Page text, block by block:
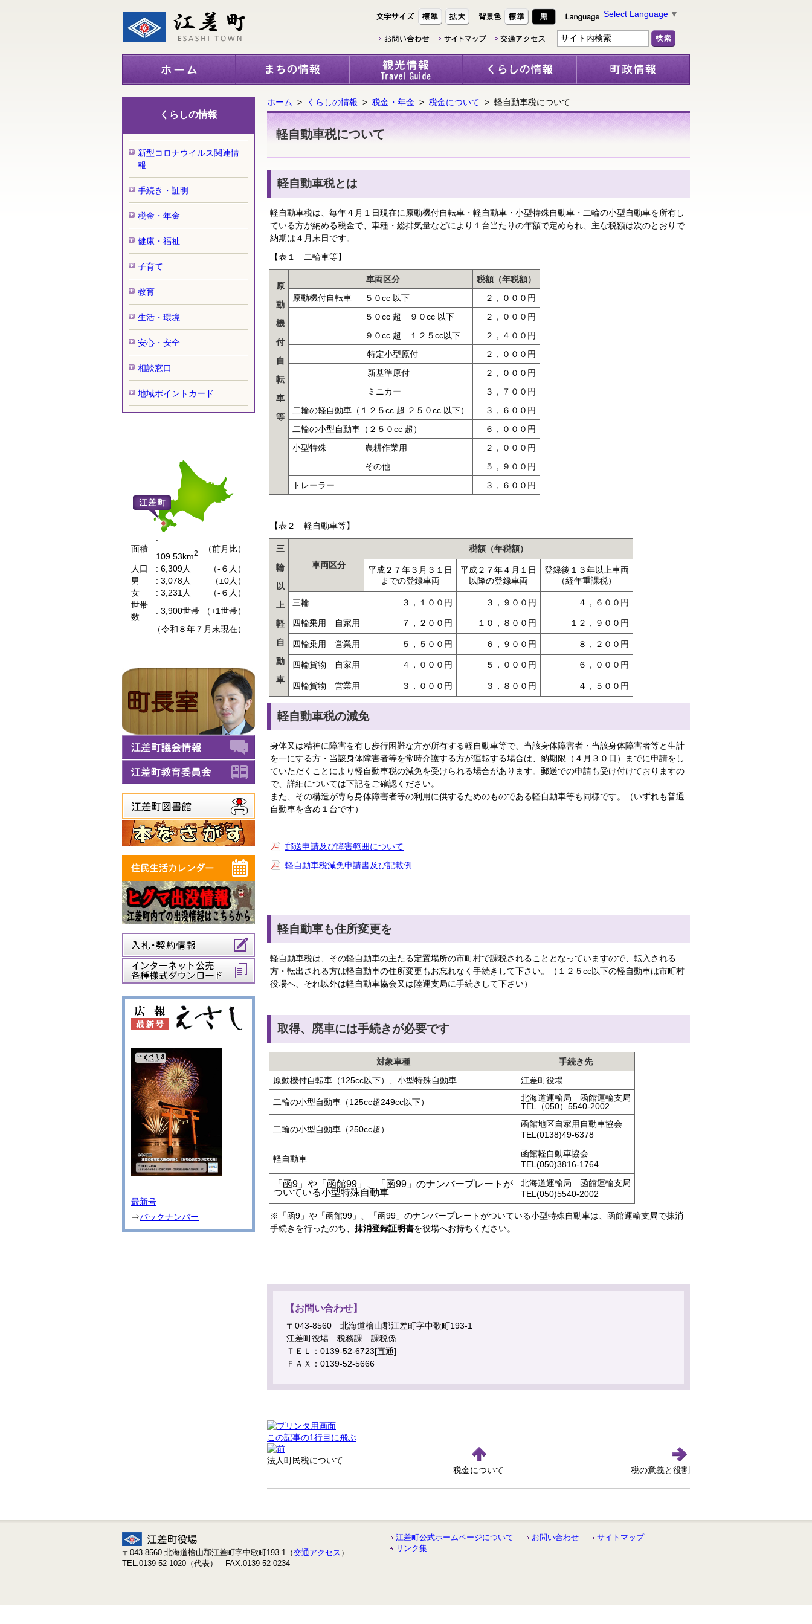
Select Language ▼
ホーム > くらしの情報 > 税金・年金 > 税金について > 軽自動車税について
軽自動車税について
軽自動車税とは
軽自動車税は、毎年４月１日現在に原動機付自転車・軽自動車・小型特殊自動車・二輪の小型自動車を所有し
ている方が納める税金で、車種・総排気量などにより１台当たりの年額で定められ、主な税額は次のとおりで
納期は４月末日です。
【表１ 二輪車等】
原
動
機
付
自
転
車
等
車両区分
税額（年税額）
原動機付自転車
５０cc 以下
２，０００円
５０cc 超 ９０cc 以下
２，０００円
９０cc 超 １２５cc以下
２，４００円
特定小型原付
２，０００円
新基準原付
２，０００円
ミニカー
３，７００円
二輪の軽自動車（１２５cc 超 ２５０cc 以下）
３，６００円
二輪の小型自動車（２５０cc 超）
６，０００円
小型特殊
農耕作業用
２，０００円
その他
５，９００円
トレーラー
３，６００円
【表２ 軽自動車等】
三
輪
以
上
軽
自
動
車
車両区分
税額（年税額）
平成２７年３月３１日
までの登録車両
平成２７年４月１日
以降の登録車両
登録後１３年以上車両
（経年重課税）
三輪 ３，１００円 ３，９００円 ４，６００円
四輪乗用 自家用 ７，２００円 １０，８００円 １２，９００円
四輪乗用 営業用 ５，５００円 ６，９００円 ８，２００円
四輪貨物 自家用 ４，０００円 ５，０００円 ６，０００円
四輪貨物 営業用 ３，０００円 ３，８００円 ４，５００円
軽自動車税の減免
身体又は精神に障害を有し歩行困難な方が所有する軽自動車等で、当該身体障害者・当該身体障害者等と生計
を一にする方・当該身体障害者等を常時介護する方が運転する場合は、納期限（４月３０日）までに申請をし
ていただくことにより軽自動車税の減免を受けられる場合があります。郵送での申請も受け付けておりますの
で、詳細については下記をご確認ください。
また、その構造が専ら身体障害者等の利用に供するためのものである軽自動車等も同様です。（いずれも普通
自動車を含め１台です）
郵送申請及び障害範囲について
軽自動車税減免申請書及び記載例
軽自動車も住所変更を
軽自動車税は、その軽自動車の主たる定置場所の市町村で課税されることとなっていますので、転入される
方・転出される方は軽自動車の住所変更もお忘れなく手続きして下さい。（１２５cc以下の軽自動車は市町村
役場へ、それ以外は軽自動車協会又は陸運支局に手続きして下さい）
取得、廃車には手続きが必要です
対象車種
手続き先
原動機付自転車（125cc以下）、小型特殊自動車
江差町役場
二輪の小型自動車（125cc超249cc以下）
北海道運輸局 函館運輸支局
TEL（050）5540-2002
二輪の小型自動車（250cc超）
函館地区自家用自動車協会
TEL(0138)49-6378
軽自動車
函館軽自動車協会
TEL(050)3816-1764
「函9」や「函館99」、「函99」のナンバープレートが
ついている小型特殊自動車
北海道運輸局 函館運輸支局
TEL(050)5540-2002
※「函9」や「函館99」、「函99」のナンバープレートがついている小型特殊自動車は、函館運輸支局で抹消
手続きを行ったのち、 抹消登録証明書を役場へお持ちください。
【お問い合わせ】
〒043-8560 北海道檜山郡江差町字中歌町193-1
江差町役場 税務課 課税係
ＴＥＬ：0139-52-6723[直通]
ＦＡＸ：0139-52-5666
この記事の1行目に飛ぶ
法人町民税について
税金について
税の意義と役割
くらしの情報
新型コロナウイルス関連情
報
手続き・証明
税金・年金
健康・福祉
子育て
教育
生活・環境
安心・安全
相談窓口
地域ポイントカード
面積
:
109.53km2 （前月比）
人口 : 6,309人
（-６人）
男
: 3,078人
（±0人）
女
: 3,231人
（-６人）
世帯
数
: 3,900世帯
（+1世帯）
（令和８年７月末現在）
最新号
⇒バックナンバー
〒043-8560 北海道檜山郡江差町字中歌町193-1（交通アクセス ）
TEL:0139-52-1020（代表） FAX:0139-52-0234
江差町公式ホームページについて お問い合わせ
サイトマップ
リンク集